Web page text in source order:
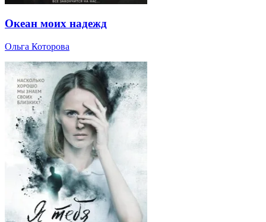
Океан моих надежд
Ольга Которова